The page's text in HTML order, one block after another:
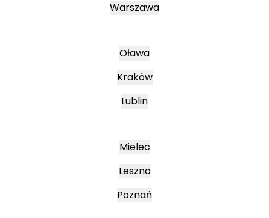
Warszawa
Oława
Kraków
Lublin
Mielec
Leszno
Poznań